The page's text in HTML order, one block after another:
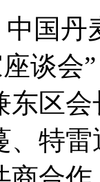
中国
谈会
东区
、特